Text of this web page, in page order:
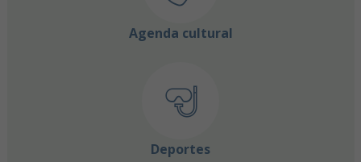
Agenda cultural
Deportes